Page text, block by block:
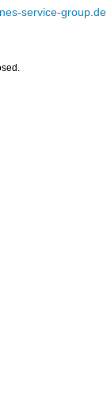
service-group.de